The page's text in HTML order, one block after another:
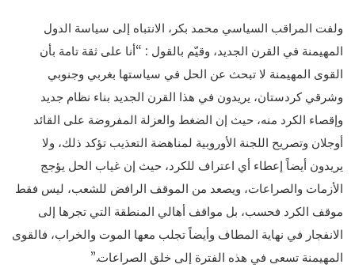
ولفت المراقب السياسي محمد بكر، الانتباه إلى سياسة الدول
المهيمنة في القرن الجديد، وقيّم بالقول : “أنا على ثقة تامة بأن
القوى المهيمنة لا تبحث عن الحل في سياستها بغربي وجنوبي
وشرقي كردستان، يريدون في هذا القرن الجديد بناء نظام جديد
وإقصاء الكرد منه، حيث إن الضغط والعزلة المفروضة على القائد
أوجلان وتصريح اللجنة الأوروبية لمناهضة التعذيب تؤكد ذلك، ولا
يريدون أيضاً إعطاء أي اعتراف للكرد، حيث إن غياب الحل يؤجج
الأزمات والصراعات، ويصعد من الموقف الرافض للشعب، ليس فقط
موقف الكرد فحسب، بل مواقف أهالي المنطقة التي تجرها إلى
الانفجار في نهاية المطاف وأيضاً تجلب معها الموت والخراب، فالقوى
المهيمنة تسعى في هذه الفترة إلى خلق الصراعات.”